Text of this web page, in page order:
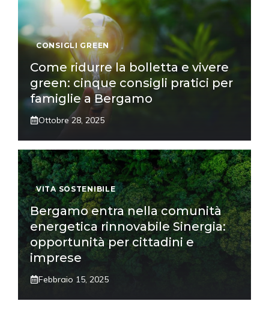
CONSIGLI GREEN
Come ridurre la bolletta e vivere
green: cinque consigli pratici per
famiglie a Bergamo
Ottobre 28, 2025
VITA SOSTENIBILE
Bergamo entra nella comunità
energetica rinnovabile Sinergia:
opportunità per cittadini e
imprese
Febbraio 15, 2025